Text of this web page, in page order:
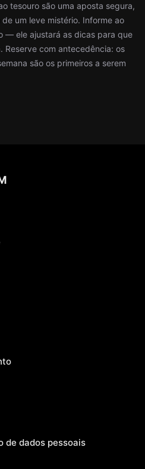
tesouro são uma aposta segura,
um leve mistério. Informe ao
— ele ajustará as dicas para que
Reserve com antecedência: os
são os primeiros a serem
de dados pessoais